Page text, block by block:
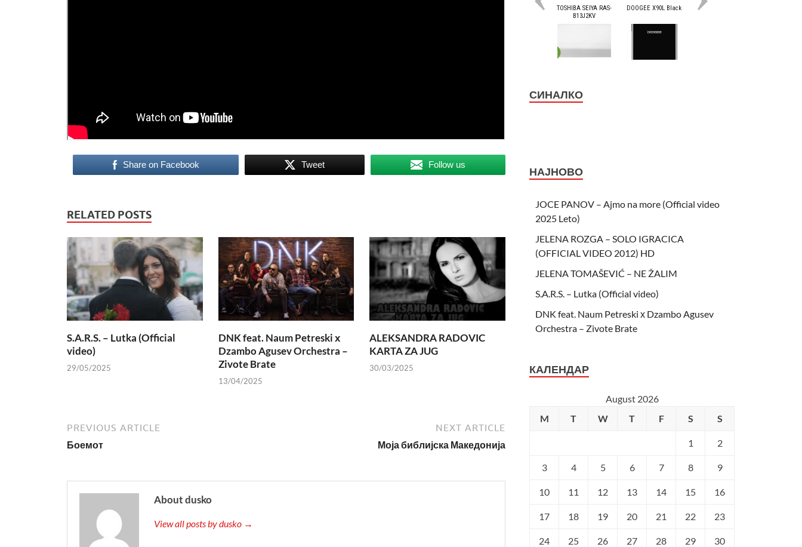
Share on Facebook Tweet Follow us
RELATED POSTS
S.A.R.S. – Lutka (Official
video)
29/05/2025
DNK feat. Naum Petreski х
Dzambo Agusev Orchestra –
Zivote Brate
13/04/2025
ALEKSANDRA RADOVIC
KARTA ZA JUG
30/03/2025
PREVIOUS ARTICLE
Боемот
NEXT ARTICLE
Моја библијска Македонија
About dusko
View all posts by dusko →
СИНАЛКО
НАЈНОВО
JOCE PANOV – Ajmo na more (Official video
2025 Leto)
JELENA ROZGA – SOLO IGRACICA
(OFFICIAL VIDEO 2012) HD
JELENA TOMAŠEVIĆ – NE ŽALIM
S.A.R.S. – Lutka (Official video)
DNK feat. Naum Petreski х Dzambo Agusev
Orchestra – Zivote Brate
КАЛЕНДАР
August 2026
M
T W T F S S
1 2
3 4 5 6 7 8 9
10 11 12 13 14 15 16
17 18 19 20 21 22 23
24 25 26 27 28 29 30